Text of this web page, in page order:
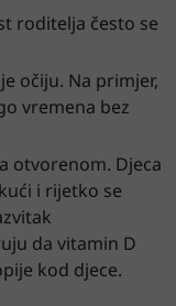
roditelja često se
očiju. Na primjer,
vremena bez
otvorenom. Djeca
i rijetko se
da vitamin D
kod djece.